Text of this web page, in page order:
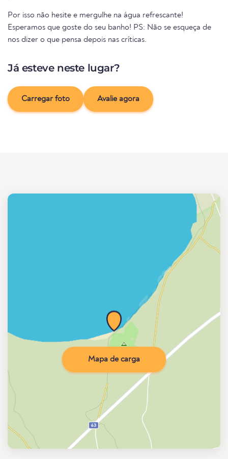
Por isso não hesite e mergulhe na água refrescante!
Esperamos que goste do seu banho! PS: Não se esqueça de
nos dizer o que pensa depois nas críticas.
Já esteve neste lugar?
Carregar foto Avalie agora
Mapa de carga